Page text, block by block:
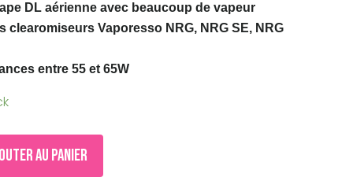
DL aérienne avec beaucoup de vapeur
clearomiseurs Vaporesso NRG, NRG SE, NRG
entre 55 et 65W
au panier